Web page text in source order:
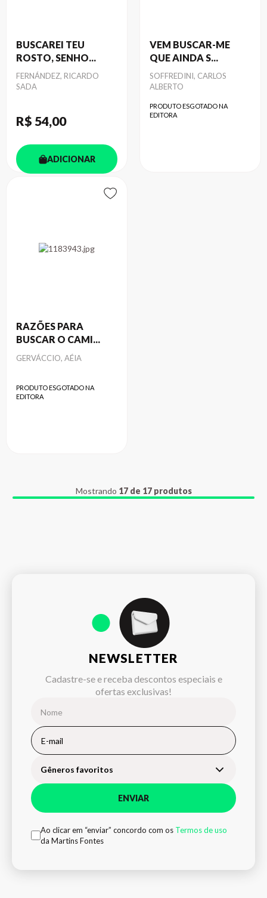
BUSCAREI TEU
ROSTO, SENHO...
Autor
FERNÁNDEZ, RICARDO
SADA
R$ 54,00
ADICIONAR
VEM BUSCAR-ME
QUE AINDA S...
Autor
SOFFREDINI, CARLOS
ALBERTO
PRODUTO ESGOTADO NA
EDITORA
RAZÕES PARA
BUSCAR O CAMI...
Autor
GERVÁCCIO, AÉIA
PRODUTO ESGOTADO NA
EDITORA
Mostrando 17 de 17 produtos
NEWSLETTER
Cadastre-se e receba descontos especiais e
ofertas exclusivas!
Gêneros favoritos
ENVIAR
Ao clicar em “enviar” concordo com os Termos de uso
da Martins Fontes